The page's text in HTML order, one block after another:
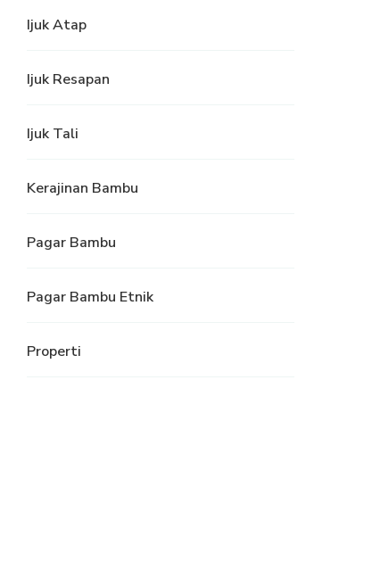
Ijuk Atap
Ijuk Resapan
Ijuk Tali
Kerajinan Bambu
Pagar Bambu
Pagar Bambu Etnik
Properti